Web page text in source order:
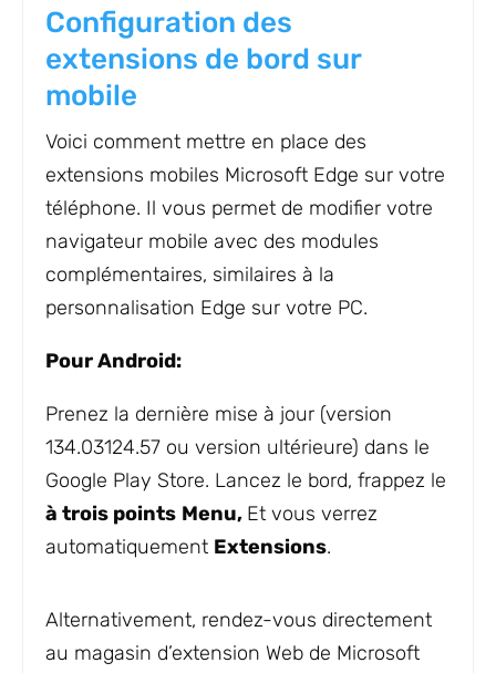
Configuration des
extensions de bord sur
mobile
Voici comment mettre en place des
extensions mobiles Microsoft Edge sur votre
téléphone. Il vous permet de modifier votre
navigateur mobile avec des modules
complémentaires, similaires à la
personnalisation Edge sur votre PC.
Pour Android:
Prenez la dernière mise à jour (version
134.03124.57 ou version ultérieure) dans le
Google Play Store. Lancez le bord, frappez le
à trois points Menu, Et vous verrez
automatiquement Extensions.
Alternativement, rendez-vous directement
au magasin d’extension Web de Microsoft